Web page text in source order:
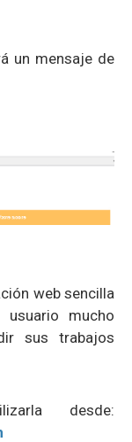
un mensaje de
web sencilla
mucho
sus trabajos
desde: